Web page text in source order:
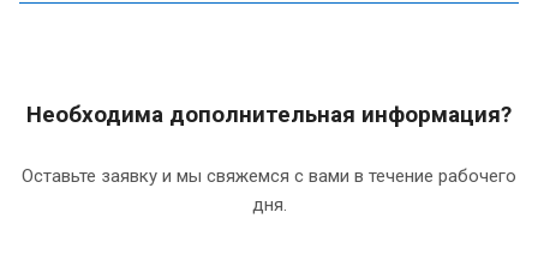
Необходима дополнительная информация?
Оставьте заявку и мы свяжемся с вами в течение рабочего
дня.